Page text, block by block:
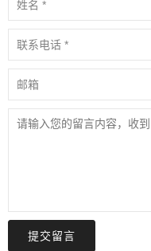
提交留言